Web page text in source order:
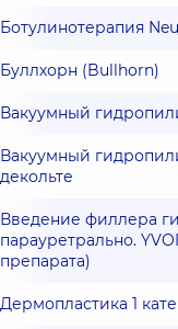
Ботулинотерапия
Буллхорн (Bullhorn)
Вакуумный
Вакуумный
декольте
Введение филлера
парауретрально.
препарата)
Дермопластика 1